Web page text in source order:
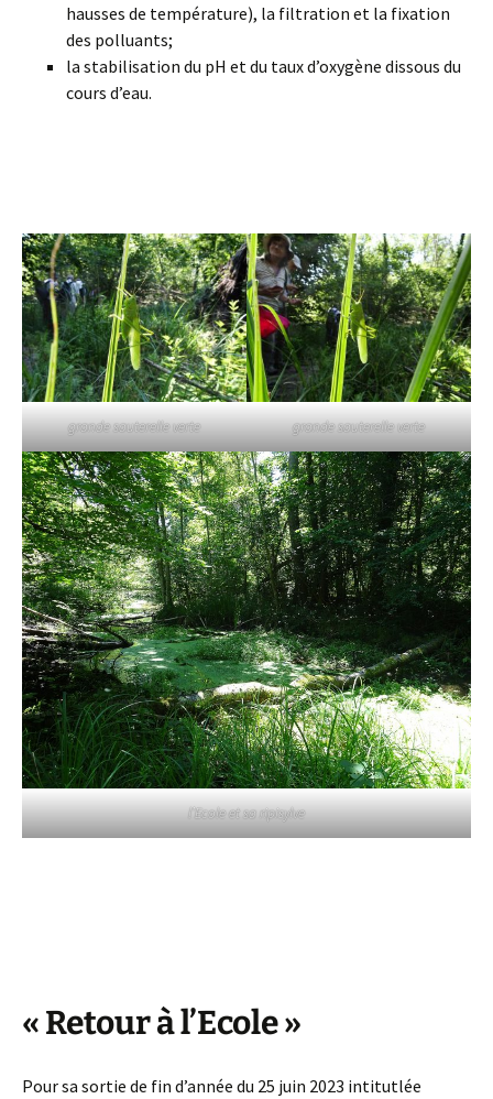
hausses de température), la filtration et la fixation
des polluants;
la stabilisation du pH et du taux d’oxygène dissous du
cours d’eau.
grande sauterelle verte grande sauterelle verte
l’Ecole et sa ripisylve
« Retour à l’Ecole »
Pour sa sortie de fin d’année du 25 juin 2023 intitutlée